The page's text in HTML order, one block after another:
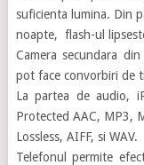
suficienta lumina. Din
noapte, flash-ul
Camera secundara
pot face convorbiri de
La partea de audio,
Protected AAC, MP3,
Lossless, AIFF, si WAV.
Telefonul permite